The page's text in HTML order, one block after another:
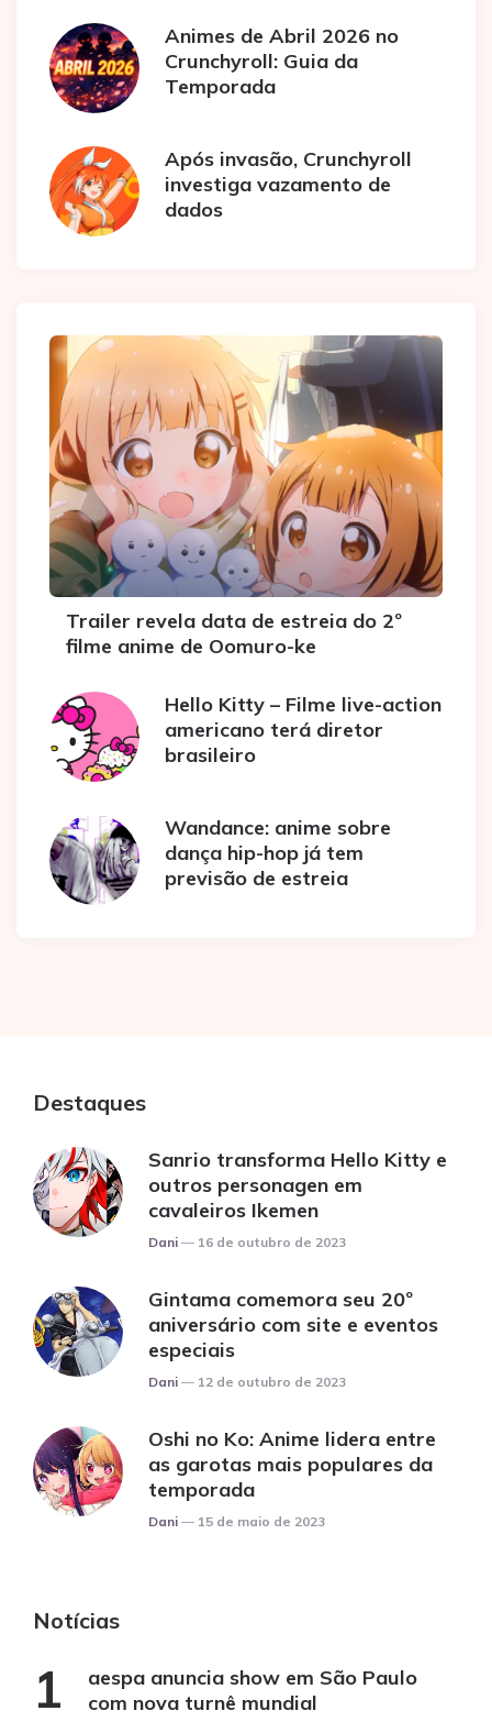
Animes de Abril 2026 no
Crunchyroll: Guia da
Temporada
Após invasão, Crunchyroll
investiga vazamento de
dados
Trailer revela data de estreia do 2º
filme anime de Oomuro-ke
Hello Kitty – Filme live-action
americano terá diretor
brasileiro
Wandance: anime sobre
dança hip-hop já tem
previsão de estreia
Destaques
Sanrio transforma Hello Kitty e
outros personagen em
cavaleiros Ikemen
Posted
Dani 16 de outubro de 2023
Gintama comemora seu 20º
aniversário com site e eventos
especiais
Posted
Dani 12 de outubro de 2023
Oshi no Ko: Anime lidera entre
as garotas mais populares da
temporada
Posted
Dani 15 de maio de 2023
Notícias
aespa anuncia show em São Paulo
com nova turnê mundial